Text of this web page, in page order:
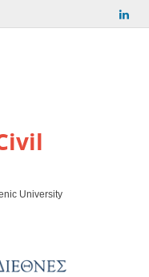
University